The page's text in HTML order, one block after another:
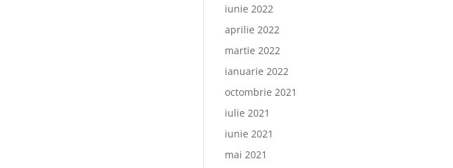
iunie 2022
aprilie 2022
martie 2022
ianuarie 2022
octombrie 2021
iulie 2021
iunie 2021
mai 2021